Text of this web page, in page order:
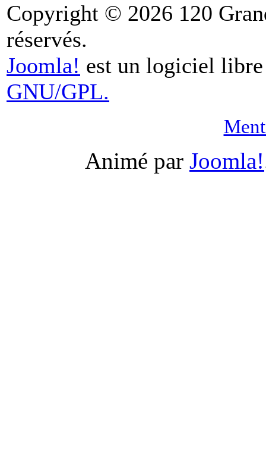
Copyright © 2026 120
réservés.
Joomla! est un logiciel
GNU/GPL.
Animé par Joomla!